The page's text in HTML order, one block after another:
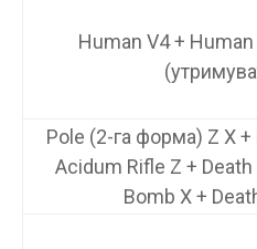
Human V4 +
Pole (2-га форма) Z X +
Acidum Rifle Z +
Bomb X +